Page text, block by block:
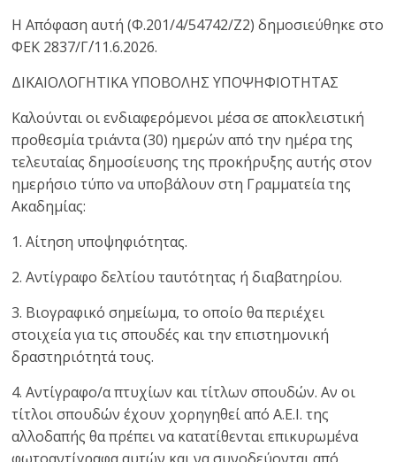
Η Απόφαση αυτή (Φ.201/4/54742/Ζ2) δημοσιεύθηκε στο
ΦΕΚ 2837/Γ΄/11.6.2026.
ΔΙΚΑΙΟΛΟΓΗΤΙΚΑ ΥΠΟΒΟΛΗΣ ΥΠΟΨΗΦΙΟΤΗΤΑΣ
Καλούνται οι ενδιαφερόμενοι μέσα σε αποκλειστική
προθεσμία τριάντα (30) ημερών από την ημέρα της
τελευταίας δημοσίευσης της προκήρυξης αυτής στον
ημερήσιο τύπο να υποβάλουν στη Γραμματεία της
Ακαδημίας:
1. Αίτηση υποψηφιότητας.
2. Αντίγραφο δελτίου ταυτότητας ή διαβατηρίου.
3. Βιογραφικό σημείωμα, το οποίο θα περιέχει
στοιχεία για τις σπουδές και την επιστημονική
δραστηριότητά τους.
4. Αντίγραφο/α πτυχίων και τίτλων σπουδών. Αν οι
τίτλοι σπουδών έχουν χορηγηθεί από Α.Ε.Ι. της
αλλοδαπής θα πρέπει να κατατίθενται επικυρωμένα